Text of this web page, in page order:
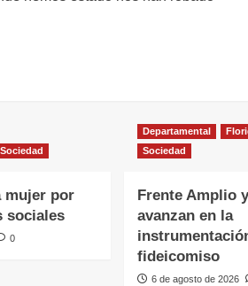
Sociedad
mujer por
sociales
0
Departamental
Sociedad
Frente Amplio
avanzan en la
fideicomiso
6 de agosto de 2026